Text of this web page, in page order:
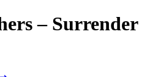
– Surrender